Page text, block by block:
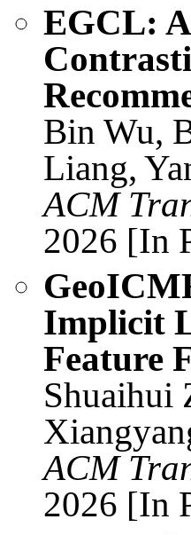
EGCL:
Bin Wu,
Liang,
ACM
2026 [In
Implicit
Feature
Shuaihui
ACM
2026 [In